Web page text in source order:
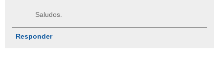
Saludos.
Responder